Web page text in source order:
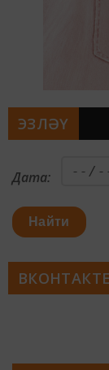
ЭЗЛӘҮ
Дата:
Найти
ВКОНТАКТЕ